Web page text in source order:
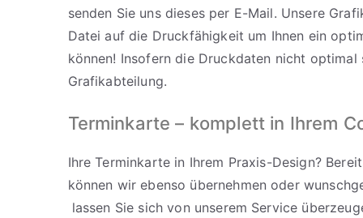
senden Sie uns dieses per E-Mail. Unsere
Datei auf die Druckfähigkeit um Ihnen ein
können! Insofern die Druckdaten nicht
Grafikabteilung.
Terminkarte – komplett in Ihrem
Ihre Terminkarte in Ihrem Praxis-Design?
können wir ebenso übernehmen oder
lassen Sie sich von unserem Service